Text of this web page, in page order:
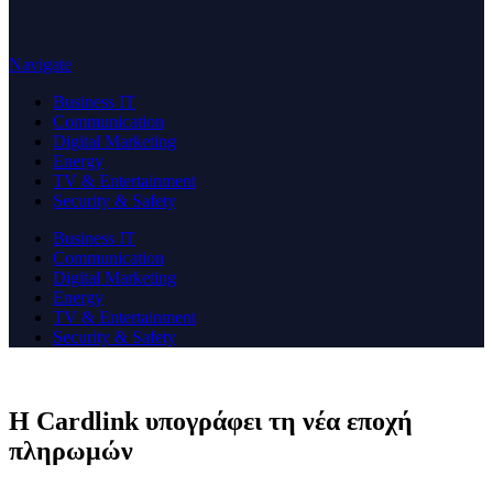
Navigate
Business IT
Communication
Digital Marketing
Energy
TV & Entertainment
Security & Safety
Business IT
Communication
Digital Marketing
Energy
TV & Entertainment
Security & Safety
H Cardlink υπογράφει τη νέα εποχή
πληρωμών